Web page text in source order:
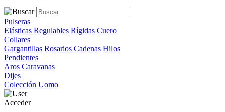
Pulseras
Elásticas Regulables Rígidas Cuero
Collares
Gargantillas Rosarios Cadenas Hilos
Pendientes
Aros Caravanas
Dijes
Colección Uomo
Acceder